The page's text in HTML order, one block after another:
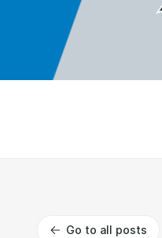
Go to all posts